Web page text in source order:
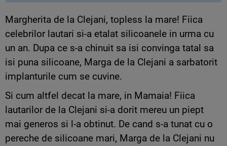
Margherita de la Clejani, topless la mare! Fiica
celebrilor lautari si-a etalat silicoanele in urma cu
un an. Dupa ce s-a chinuit sa isi convinga tatal sa
isi puna silicoane, Marga de la Clejani a sarbatorit
implanturile cum se cuvine.
Si cum altfel decat la mare, in Mamaia! Fiica
lautarilor de la Clejani si-a dorit mereu un piept
mai generos si l-a obtinut. De cand s-a tunat cu o
pereche de silicoane mari, Marga de la Clejani nu